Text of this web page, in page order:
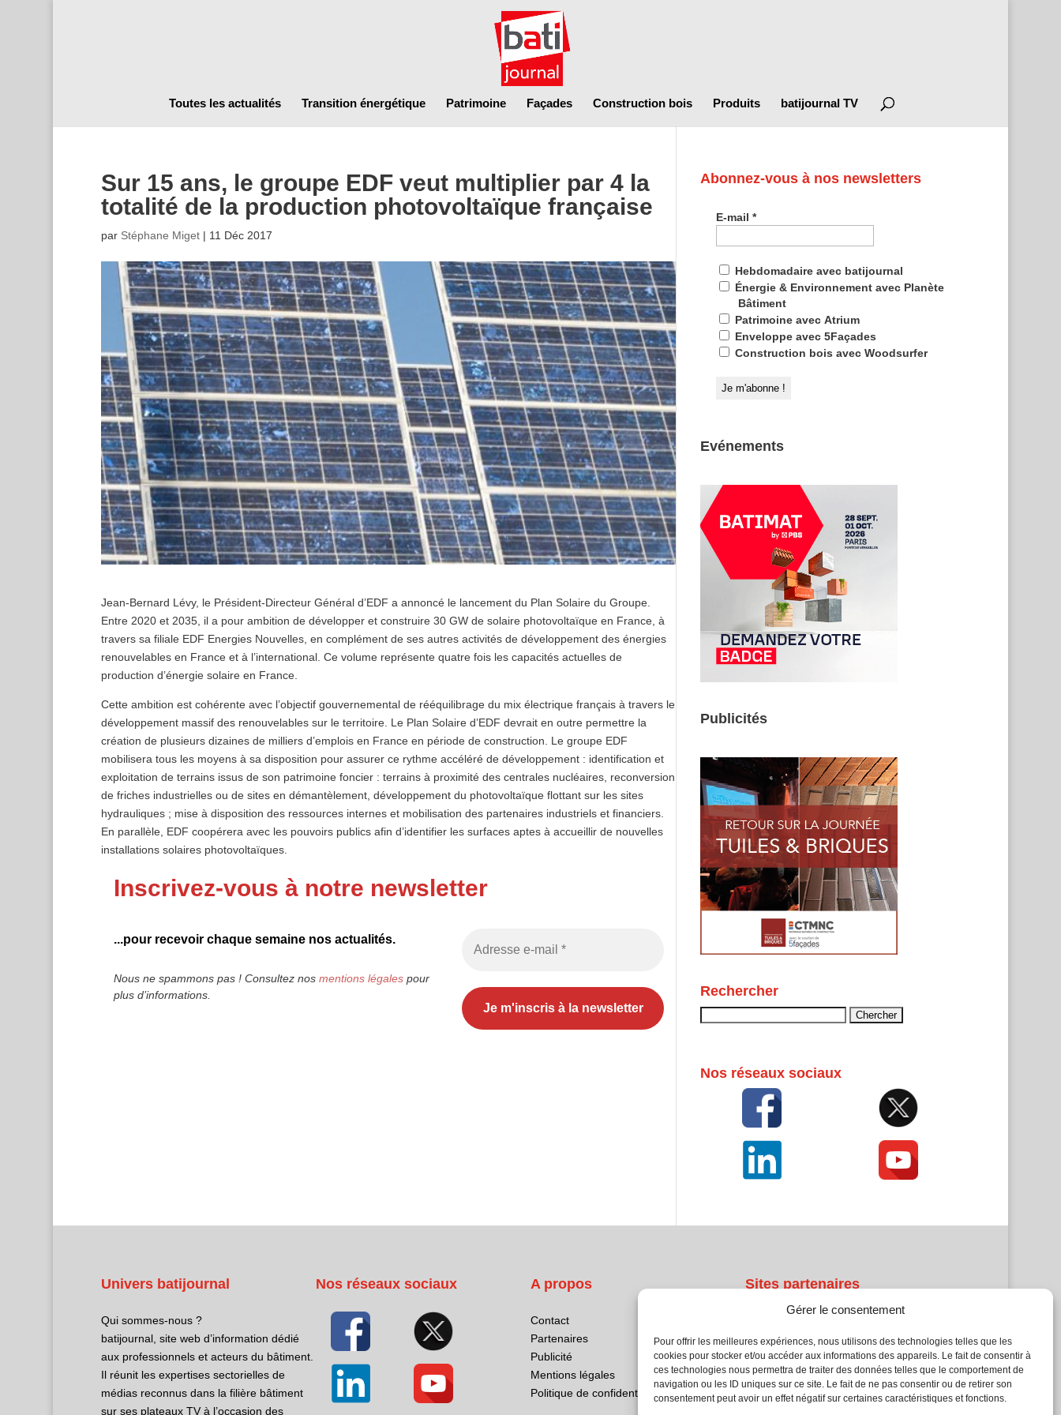
Gérer le consentement
Pour offrir les meilleures expériences, nous utilisons des technologies telles que les
cookies pour stocker et/ou accéder aux informations des appareils. Le fait de consentir à
ces technologies nous permettra de traiter des données telles que le comportement de
navigation ou les ID uniques sur ce site. Le fait de ne pas consentir ou de retirer son
consentement peut avoir un effet négatif sur certaines caractéristiques et fonctions.
Toutes les actualités Transition énergétique Patrimoine Façades Construction bois Produits batijournal TV
Sur 15 ans, le groupe EDF veut multiplier par 4 la
totalité de la production photovoltaïque française
par Stéphane Miget| 11 Déc 2017
Jean-Bernard Lévy, le Président-Directeur Général d’EDF a annoncé le lancement du Plan Solaire du Groupe.
Entre 2020 et 2035, il a pour ambition de développer et construire 30 GW de solaire photovoltaïque en France, à
travers sa filiale EDF Energies Nouvelles, en complément de ses autres activités de développement des énergies
renouvelables en France et à l’international. Ce volume représente quatre fois les capacités actuelles de
production d’énergie solaire en France.
Cette ambition est cohérente avec l’objectif gouvernemental de rééquilibrage du mix électrique français à travers le
développement massif des renouvelables sur le territoire. Le Plan Solaire d’EDF devrait en outre permettre la
création de plusieurs dizaines de milliers d’emplois en France en période de construction. Le groupe EDF
mobilisera tous les moyens à sa disposition pour assurer ce rythme accéléré de développement : identification et
exploitation de terrains issus de son patrimoine foncier : terrains à proximité des centrales nucléaires, reconversion
de friches industrielles ou de sites en démantèlement, développement du photovoltaïque flottant sur les sites
hydrauliques ; mise à disposition des ressources internes et mobilisation des partenaires industriels et financiers.
En parallèle, EDF coopérera avec les pouvoirs publics afin d’identifier les surfaces aptes à accueillir de nouvelles
installations solaires photovoltaïques.
Inscrivez-vous à notre newsletter
...pour recevoir chaque semaine nos actualités.
Nous ne spammons pas ! Consultez nos mentions légalespour
plus d’informations.
Abonnez-vous à nos newsletters
E-mail*
Hebdomadaire avec batijournal
Énergie & Environnement avec Planète
Bâtiment
Patrimoine avec Atrium
Enveloppe avec 5Façades
Construction bois avec Woodsurfer
Evénements
Publicités
Rechercher
Nos réseaux sociaux
Univers batijournal
Qui sommes-nous ?
batijournal, site web d’information dédié
aux professionnels et acteurs du bâtiment.
Il réunit les expertises sectorielles de
médias reconnus dans la filière bâtiment
sur ses plateaux TV à l’occasion des
Nos réseaux sociaux A propos
Contact
Partenaires
Publicité
Mentions légales
Politique de confidentialité
Sites partenaires
Atrium Patrimoine
Kiosque 21
L'Atelier Bois
Planète Bâtiment